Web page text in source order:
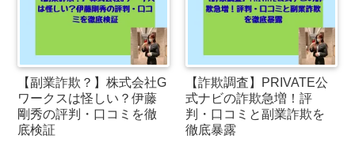
【副業詐欺？】株式会社G
ワークスは怪しい？伊藤
剛秀の評判・口コミを徹
底検証
【詐欺調査】PRIVATE公
式ナビの詐欺急増！評
判・口コミと副業詐欺を
徹底暴露